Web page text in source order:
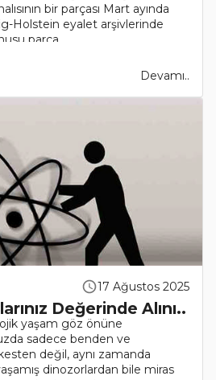
bir parçası Mart ayında
Holstein eyalet arşivlerinde
parça..
Devamı..
17 Ağustos 2025
Değerinde Alını..
yaşam göz önüne
sadece benden ve
değil, aynı zamanda
dinozorlardan bile miras